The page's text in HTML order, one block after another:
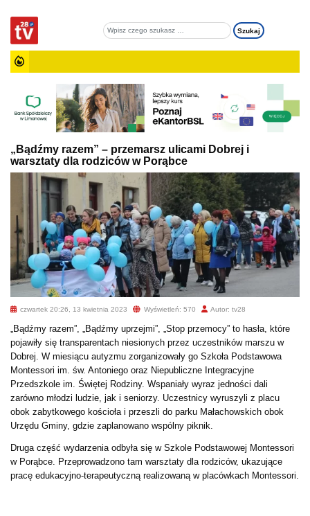
„Bądźmy razem” – przemarsz ulicami Dobrej i
warsztaty dla rodziców w Porąbce
czwartek 20:26, 13 kwietnia 2023 Wyświetleń: 570 Autor: tv28
„Bądźmy razem”, „Bądźmy uprzejmi”, „Stop przemocy” to hasła, które
pojawiły się transparentach niesionych przez uczestników marszu w
Dobrej. W miesiącu autyzmu zorganizowały go Szkoła Podstawowa
Montessori im. św. Antoniego oraz Niepubliczne Integracyjne
Przedszkole im. Świętej Rodziny. Wspaniały wyraz jedności dali
zarówno młodzi ludzie, jak i seniorzy. Uczestnicy wyruszyli z placu
obok zabytkowego kościoła i przeszli do parku Małachowskich obok
Urzędu Gminy, gdzie zaplanowano wspólny piknik.
Druga część wydarzenia odbyła się w Szkole Podstawowej Montessori
w Porąbce. Przeprowadzono tam warsztaty dla rodziców, ukazujące
pracę edukacyjno-terapeutyczną realizowaną w placówkach Montessori.